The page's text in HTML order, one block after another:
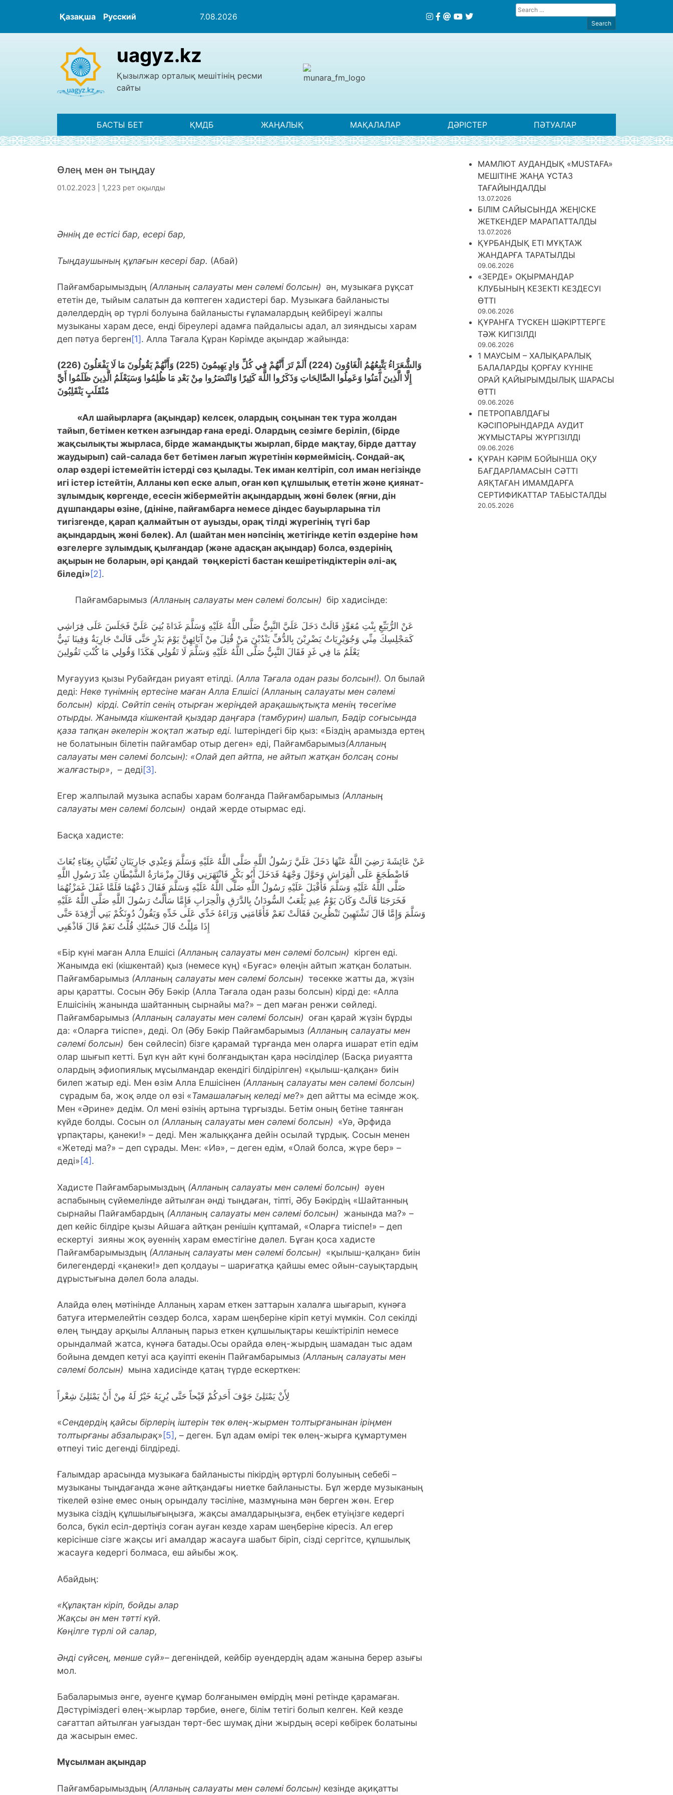
Қазақша Русский 7.08.2026
uagyz.kz
Қызылжар орталық мешітінің ресми
сайты
БАСТЫ БЕТ ҚМДБ ЖАҢАЛЫҚ МАҚАЛАЛАР ДӘРІСТЕР ПӘТУАЛАР
Өлең мен ән тыңдау
01.02.2023 | 1,223 рет оқылды
Әннің де естісі бар, есері бар,
Тыңдаушының құлағын кесері бар. (Абай)
Пайғамбарымыздың (Алланың салауаты мен сәлемі болсын) ән, музыкаға рұқсат
ететін де, тыйым салатын да көптеген хадистері бар. Музыкаға байланысты
дәлелдердің әр түрлі болуына байланысты ғұламалардың кейбіреуі жалпы
музыканы харам десе, енді біреулері адамға пайдалысы адал, ал зияндысы харам
деп пәтуа берген[1]. Алла Тағала Құран Кәрімде ақындар жайында:
وَالشُّعَرَاءُ يَتَّبِعُهُمُ الْغَاوُونَ (224) أَلَمْ تَرَ أَنَّهُمْ فِي كُلِّ وَادٍ يَهِيمُونَ (225) وَأَنَّهُمْ يَقُولُونَ مَا لَا يَفْعَلُونَ (226)
إِلَّا الَّذِينَ آَمَنُوا وَعَمِلُوا الصَّالِحَاتِ وَذَكَرُوا اللَّهَ كَثِيرًا وَانْتَصَرُوا مِنْ بَعْدِ مَا ظُلِمُوا وَسَيَعْلَمُ الَّذِينَ ظَلَمُوا أَيَّ
مُنْقَلَبٍ يَنْقَلِبُونَ
«Ал шайырларға (ақындар) келсек, олардың соңынан тек тура жолдан
тайып, бетімен кеткен азғындар ғана ереді. Олардың сезімге беріліп, (бірде
жақсылықты жырласа, бірде жамандықты жырлап, бірде мақтау, бірде даттау
жаудырып) сай-салада бет бетімен лағып жүретінін көрмеймісің. Сондай-ақ
олар өздері істемейтін істерді сөз қылады. Тек иман келтіріп, сол иман негізінде
игі істер істейтін, Алланы көп еске алып, оған көп құлшылық ететін және қиянат-
зұлымдық көргенде, есесін жібермейтін ақындардың жөні бөлек (яғни, дін
дұшпандары өзіне, (дініне, пайғамбарға немесе діндес бауырларына тіл
тигізгенде, қарап қалмайтын от ауызды, орақ тілді жүрегінің түгі бар
ақындардың жөні бөлек). Ал (шайтан мен нәпсінің жетігінде кетіп өздеріне һәм
өзгелерге зұлымдық қылғандар (және адасқан ақындар) болса, өздерінің
ақырын не боларын, әрі қандай төңкерісті бастан кешіретіндіктерін әлі-ақ
біледі»[2].
Пайғамбарымыз (Алланың салауаты мен сәлемі болсын) бір хадисінде:
عَنْ الرُّبَيِّعِ بِنْتِ مُعَوِّذٍ قَالَتْ دَخَلَ عَلَيَّ النَّبِيُّ صَلَّى اللَّهُ عَلَيْهِ وَسَلَّمَ غَدَاةَ بُنِيَ عَلَيَّ فَجَلَسَ عَلَى فِرَاشِي
كَمَجْلِسِكَ مِنِّي وَجُوَيْرِيَاتٌ يَضْرِبْنَ بِالدُّفِّ يَنْدُبْنَ مَنْ قُتِلَ مِنْ آبَائِهِنَّ يَوْمَ بَدْرٍ حَتَّى قَالَتْ جَارِيَةٌ وَفِينَا نَبِيٌّ
يَعْلَمُ مَا فِي غَدٍ فَقَالَ النَّبِيُّ صَلَّى اللَّهُ عَلَيْهِ وَسَلَّمَ لَا تَقُولِي هَكَذَا وَقُولِي مَا كُنْتِ تَقُولِينَ
Муғаууиз қызы Рубайғдан риуаят етілді. (Алла Тағала одан разы болсын!). Ол былай
деді: Неке түнімнің ертесіне маған Алла Елшісі (Алланың салауаты мен сәлемі
болсын) кірді. Сөйтіп сенің отырған жеріңдей арақашықтықта менің төсегіме
отырды. Жанымда кішкентай қыздар даңғара (тамбурин) шалып, Бәдір соғысында
қаза тапқан әкелерін жоқтап жатыр еді. Іштеріндегі бір қыз: «Біздің арамызда ертең
не болатынын білетін пайғамбар отыр деген» еді, Пайғамбарымыз(Алланың
салауаты мен сәлемі болсын): «Олай деп айтпа, не айтып жатқан болсаң соны
жалғастыр», – деді[3].
Егер жалпылай музыка аспабы харам болғанда Пайғамбарымыз (Алланың
салауаты мен сәлемі болсын) ондай жерде отырмас еді.
Басқа хадисте:
عَنْ عَائِشَةَ رَضِيَ اللَّهُ عَنْهَا دَخَلَ عَلَيَّ رَسُولُ اللَّهِ صَلَّى اللَّهُ عَلَيْهِ وَسَلَّمَ وَعِنْدِي جَارِيَتَانِ تُغَنِّيَانِ بِغِنَاءِ بُعَاثَ
فَاضْطَجَعَ عَلَى الْفِرَاشِ وَحَوَّلَ وَجْهَهُ فَدَخَلَ أَبُو بَكْرٍ فَانْتَهَرَنِي وَقَالَ مِزْمَارَةُ الشَّيْطَانِ عِنْدَ رَسُولِ اللَّهِ
صَلَّى اللَّهُ عَلَيْهِ وَسَلَّمَ فَأَقْبَلَ عَلَيْهِ رَسُولُ اللَّهِ صَلَّى اللَّهُ عَلَيْهِ وَسَلَّمَ فَقَالَ دَعْهُمَا فَلَمَّا غَفَلَ غَمَزْتُهُمَا
فَخَرَجَتَا قَالَتْ وَكَانَ يَوْمُ عِيدٍ يَلْعَبُ السُّودَانُ بِالدَّرَقِ وَالْحِرَابِ فَإِمَّا سَأَلْتُ رَسُولَ اللَّهِ صَلَّى اللَّهُ عَلَيْهِ
وَسَلَّمَ وَإِمَّا قَالَ تَشْتَهِينَ تَنْظُرِينَ فَقَالَتْ نَعَمْ فَأَقَامَنِي وَرَاءَهُ خَدِّي عَلَى خَدِّهِ وَيَقُولُ دُونَكُمْ بَنِي أَرْفِدَةَ حَتَّى
إِذَا مَلِلْتُ قَالَ حَسْبُكِ قُلْتُ نَعَمْ قَالَ فَاذْهَبِي
«Бір күні маған Алла Елшісі (Алланың салауаты мен сәлемі болсын) кірген еді.
Жанымда екі (кішкентай) қыз (немесе күң) «Буғас» өлеңін айтып жатқан болатын.
Пайғамбарымыз (Алланың салауаты мен сәлемі болсын) төсекке жатты да, жүзін
ары қаратты. Сосын Әбу Бәкір (Алла Тағала одан разы болсын) кірді де: «Алла
Елшісінің жанында шайтанның сырнайы ма?» – деп маған ренжи сөйледі.
Пайғамбарымыз (Алланың салауаты мен сәлемі болсын) оған қарай жүзін бұрды
да: «Оларға тиіспе», деді. Ол (Әбу Бәкір Пайғамбарымыз (Алланың салауаты мен
сәлемі болсын) бен сөйлесіп) бізге қарамай тұрғанда мен оларға ишарат етіп едім
олар шығып кетті. Бұл күн айт күні болғандықтан қара нәсілділер (Басқа риуаятта
олардың эфиопиялық мұсылмандар екендігі білдірілген) «қылыш-қалқан» биін
билеп жатыр еді. Мен өзім Алла Елшісінен (Алланың салауаты мен сәлемі болсын)
сұрадым ба, жоқ әлде ол өзі «Тамашалағың келеді ме?» деп айтты ма есімде жоқ.
Мен «Әрине» дедім. Ол мені өзінің артына тұрғызды. Бетім оның бетіне таянған
күйде болды. Сосын ол (Алланың салауаты мен сәлемі болсын) «Уә, Әрфида
ұрпақтары, қанеки!» – деді. Мен жалыққанға дейін осылай тұрдық. Сосын менен
«Жетеді ма?» – деп сұрады. Мен: «Иә», – деген едім, «Олай болса, жүре бер» –
деді» [4].
Хадисте Пайғамбарымыздың (Алланың салауаты мен сәлемі болсын) әуен
аспабының сүйемелінде айтылған әнді тыңдаған, тіпті, Әбу Бәкірдің «Шайтанның
сырнайы Пайғамбардың (Алланың салауаты мен сәлемі болсын) жанында ма?» –
деп кейіс білдіре қызы Айшаға айтқан ренішін құптамай, «Оларға тиіспе!» – деп
ескертуі зияны жоқ әуеннің харам еместігіне дәлел. Бұған қоса хадисте
Пайғамбарымыздың (Алланың салауаты мен сәлемі болсын) «қылыш-қалқан» биін
билегендерді «қанеки!» деп қолдауы – шариғатқа қайшы емес ойын-сауықтардың
дұрыстығына дәлел бола алады.
Алайда өлең мәтінінде Алланың харам еткен заттарын халалға шығарып, күнәға
батуға итермелейтін сөздер болса, харам шеңберіне кіріп кетуі мүмкін. Сол секілді
өлең тыңдау арқылы Алланың парыз еткен құлшылықтары кешіктіріліп немесе
орындалмай жатса, күнәға батады.Осы орайда өлең-жырдың шамадан тыс адам
бойына демдеп кетуі аса қауіпті екенін Пайғамбарымыз (Алланың салауаты мен
сәлемі болсын) мына хадисінде қатаң түрде ескерткен:
لِأَنْ يَمْتَلِئَ جَوْفَ أَحَدِكُمْ قَيْحاً حَتَّى يُرِيَهُ خَيْرٌ لَهُ مِنْ أَنْ يَمْتَلِئَ شِعْراً
«Сендердің қайсы бірлерің іштерін тек өлең-жырмен толтырғанынан іріңмен
толтырғаны абзалырақ» [5] , – деген. Бұл адам өмірі тек өлең-жырға құмартумен
өтпеуі тиіс дегенді білдіреді.
Ғалымдар арасында музыкаға байланысты пікірдің әртүрлі болуының себебі –
музыканы тыңдағанда және айтқандағы ниетке байланысты. Бұл жерде музыканың
тікелей өзіне емес оның орындалу тәсіліне, мазмұнына мән берген жөн. Егер
музыка сіздің құлшылығыңызға, жақсы амалдарыңызға, еңбек етуіңізге кедергі
болса, бүкіл есіл-дертіңіз соған ауған кезде харам шеңберіне кіресіз. Ал егер
керісінше сізге жақсы игі амалдар жасауға шабыт біріп, сізді сергітсе, құлшылық
жасауға кедергі болмаса, еш айыбы жоқ.
Абайдың:
«Құлақтан кіріп, бойды алар
Жақсы ән мен тәтті күй.
Көңілге түрлі ой салар,
Әнді сүйсең, менше сүй»– дегеніндей, кейбір әуендердің адам жанына берер азығы
мол.
Бабаларымыз әнге, әуенге құмар болғанымен өмірдің мәні ретінде қарамаған.
Дәстүріміздегі өлең-жырлар тәрбие, өнеге, білім тетігі болып келген. Кей кезде
сағаттап айтылған уағыздан төрт-бес шумақ діни жырдың әсері көбірек болатыны
да жасырын емес.
Мұсылман ақындар
Пайғамбарымыздың (Алланың салауаты мен сәлемі болсын) кезінде ақиқатты
МАМЛЮТ АУДАНДЫҚ «MUSTAFA»
МЕШІТІНЕ ЖАҢА ҰСТАЗ
ТАҒАЙЫНДАЛДЫ
13.07.2026
БІЛІМ САЙЫСЫНДА ЖЕҢІСКЕ
ЖЕТКЕНДЕР МАРАПАТТАЛДЫ
13.07.2026
ҚҰРБАНДЫҚ ЕТІ МҰҚТАЖ
ЖАНДАРҒА ТАРАТЫЛДЫ
09.06.2026
«ЗЕРДЕ» ОҚЫРМАНДАР
КЛУБЫНЫҢ КЕЗЕКТІ КЕЗДЕСУІ
ӨТТІ
09.06.2026
ҚҰРАНҒА ТҮСКЕН ШӘКІРТТЕРГЕ
ТӘЖ КИГІЗІЛДІ
09.06.2026
1 МАУСЫМ – ХАЛЫҚАРАЛЫҚ
БАЛАЛАРДЫ ҚОРҒАУ КҮНІНЕ
ОРАЙ ҚАЙЫРЫМДЫЛЫҚ ШАРАСЫ
ӨТТІ
09.06.2026
ПЕТРОПАВЛДАҒЫ
КӘСІПОРЫНДАРДА АУДИТ
ЖҰМЫСТАРЫ ЖҮРГІЗІЛДІ
09.06.2026
ҚҰРАН КӘРІМ БОЙЫНША ОҚУ
БАҒДАРЛАМАСЫН СӘТТІ
АЯҚТАҒАН ИМАМДАРҒА
СЕРТИФИКАТТАР ТАБЫСТАЛДЫ
20.05.2026